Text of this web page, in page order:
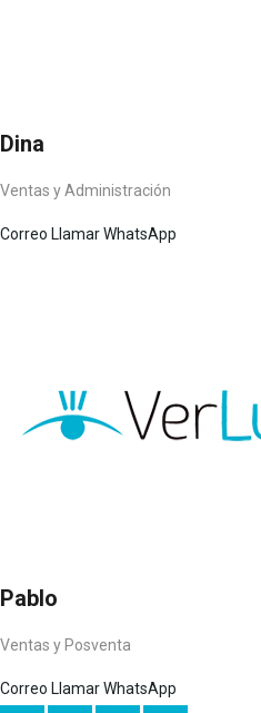
Dina
Ventas y Administración
Correo LlamarWhatsApp
Pablo
Ventas y Posventa
Correo LlamarWhatsApp